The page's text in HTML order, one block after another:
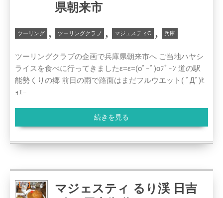
県朝来市
ツーリング , ツーリングクラブ , マジェスティC , 兵庫
ツーリングクラブの企画で兵庫県朝来市へ ご当地ハヤシ
ライスを食べに行ってきましたε=ε=(oﾟｰﾟ)oﾌﾞｰﾝ 道の駅
能勢くりの郷 前日の雨で路面はまだフルウエット( ﾟДﾟ)ﾋ
ｮｴｰ
続きを見る
マジェスティ るり渓 日吉